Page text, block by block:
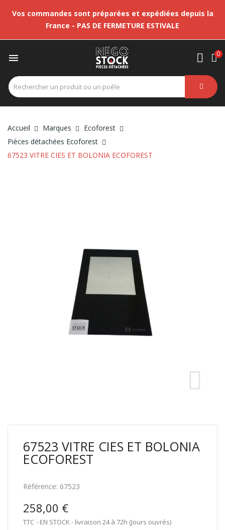
Vos commandes sont préparées et expédiées depuis la
France - PAS DE FERMETURE ESTIVALE
 0
Accueil Marques
Ecoforest
Pièces détachées Ecoforest
67523 VITRE CIES ET BOLONIA ECOFOREST
67523 VITRE CIES ET BOLONIA
ECOFOREST
Référence: 67523
258,00 €
TTC EN STOCK - livraison 24 à 72h (Jours ouvrés)